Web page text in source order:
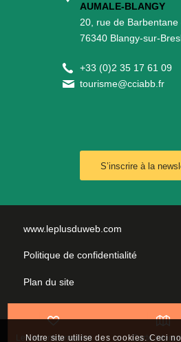
Les incontournables Carte
AUMALE-BLANGY
20, rue de Barbentane
76340 Blangy-sur-
+33 (0)2 35 17 61 09
tourisme@cciabb.fr
S’inscrire à la
www.leplusduweb.com
Politique de confidentialité
Plan du site
Nous contacter
Notre site utilise des cookies. Ceci